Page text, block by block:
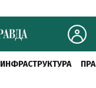
ИНФРАСТРУКТУРА